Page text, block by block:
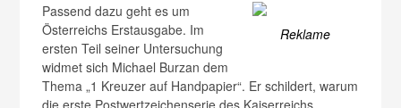
Reklame
Passend dazu geht es um
Österreichs Erstausgabe. Im
ersten Teil seiner Untersuchung
widmet sich Michael Burzan dem
Thema „1 Kreuzer auf Handpapier“. Er schildert, warum
die erste Postwertzeichenserie des Kaiserreichs